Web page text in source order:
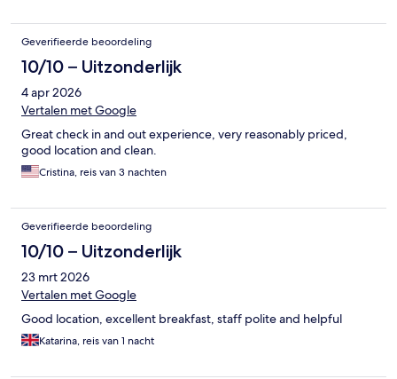
Geverifieerde beoordeling
10/10 – Uitzonderlijk
4 apr 2026
Vertalen met Google
Great check in and out experience, very reasonably priced,
good location and clean.
Cristina, reis van 3 nachten
Geverifieerde beoordeling
10/10 – Uitzonderlijk
23 mrt 2026
Vertalen met Google
Good location, excellent breakfast, staff polite and helpful
Katarina, reis van 1 nacht